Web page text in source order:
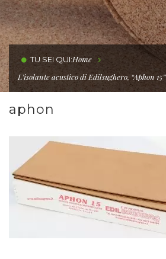
TU SEI QUI:Home
L’isolante acustico di Edilsughero, “Aphon 15”
aphon